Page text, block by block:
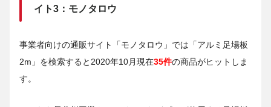
イト3：モノタロウ
事業者向けの通販サイト「モノタロウ」では「アルミ足場板
2m」を検索すると2020年10月現在35件の商品がヒットしま
す。